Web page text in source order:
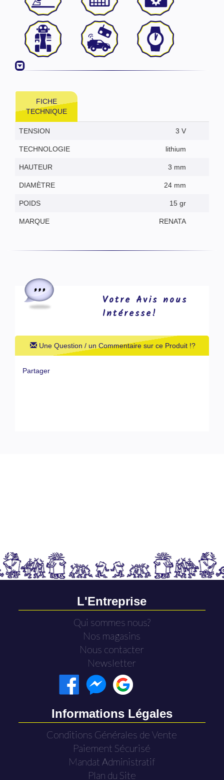
FICHE
TECHNIQUE
TENSION 3 V
TECHNOLOGIE lithium
HAUTEUR 3 mm
DIAMÈTRE 24 mm
POIDS 15 gr
MARQUE RENATA
Votre Avis nous
Intéresse!
Une Question / un Commentaire sur ce Produit !?
Partager
L'Entreprise
Qui sommes nous?
Nos magasins
Nous contacter
Newsletter
Informations Légales
Conditions Générales de Vente
Paiement Sécurisé
Mandat Administratif
Plan du Site